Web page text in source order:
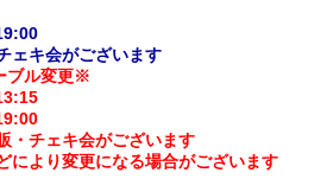
ェキ会がございます
ブル変更※
・チェキ会がございます
により変更になる場合がございます